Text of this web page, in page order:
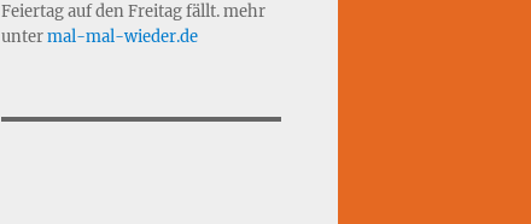
Feiertag auf den Freitag fällt. mehr
untermal-mal-wieder.de